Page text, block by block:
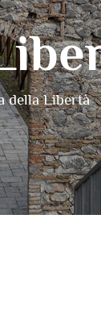
della Libertà